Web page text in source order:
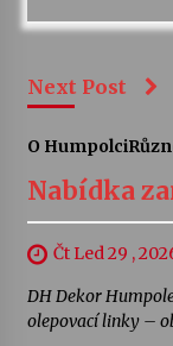
Next Post
O Humpolci
Nabídka
Čt Led 29 ,
DH Dekor
olepovací linky –